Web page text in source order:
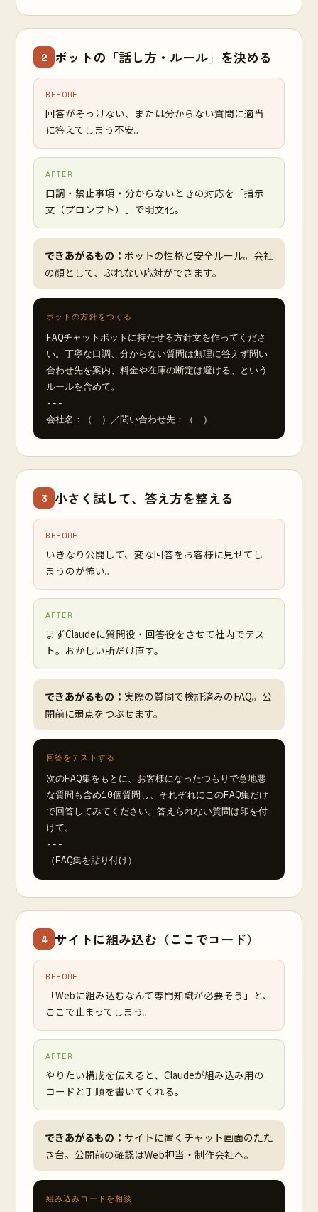
2 ボットの「話し方・ルール」を決める
BEFORE
回答がそっけない、または分からない質問に適当
に答えてしまう不安。
AFTER
口調・禁止事項・分からないときの対応を「指示
文（プロンプト）」で明文化。
できあがるもの： ボットの性格と安全ルール。会社
の顔として、ぶれない応対ができます。
ボットの方針をつくる
FAQチャットボットに持たせる方針文を作ってくださ
い。丁寧な口調、分からない質問は無理に答えず問い
合わせ先を案内、料金や在庫の断定は避ける、という
ルールを含めて。
---
会社名：（　）／問い合わせ先：（　）
3 小さく試して、答え方を整える
BEFORE
いきなり公開して、変な回答をお客様に見せてし
まうのが怖い。
AFTER
まずClaudeに質問役・回答役をさせて社内でテス
ト。おかしい所だけ直す。
できあがるもの： 実際の質問で検証済みのFAQ。公
開前に弱点をつぶせます。
回答をテストする
次のFAQ集をもとに、お客様になったつもりで意地悪
な質問も含め10個質問し、それぞれにこのFAQ集だけ
で回答してみてください。答えられない質問は印を付
けて。
---
（FAQ集を貼り付け）
4 サイトに組み込む（ここでコード）
BEFORE
「Webに組み込むなんて専門知識が必要そう」と、
ここで止まってしまう。
AFTER
やりたい構成を伝えると、Claudeが組み込み用の
コードと手順を書いてくれる。
できあがるもの： サイトに置くチャット画面のたた
き台。公開前の確認はWeb担当・制作会社へ。
組み込みコードを相談